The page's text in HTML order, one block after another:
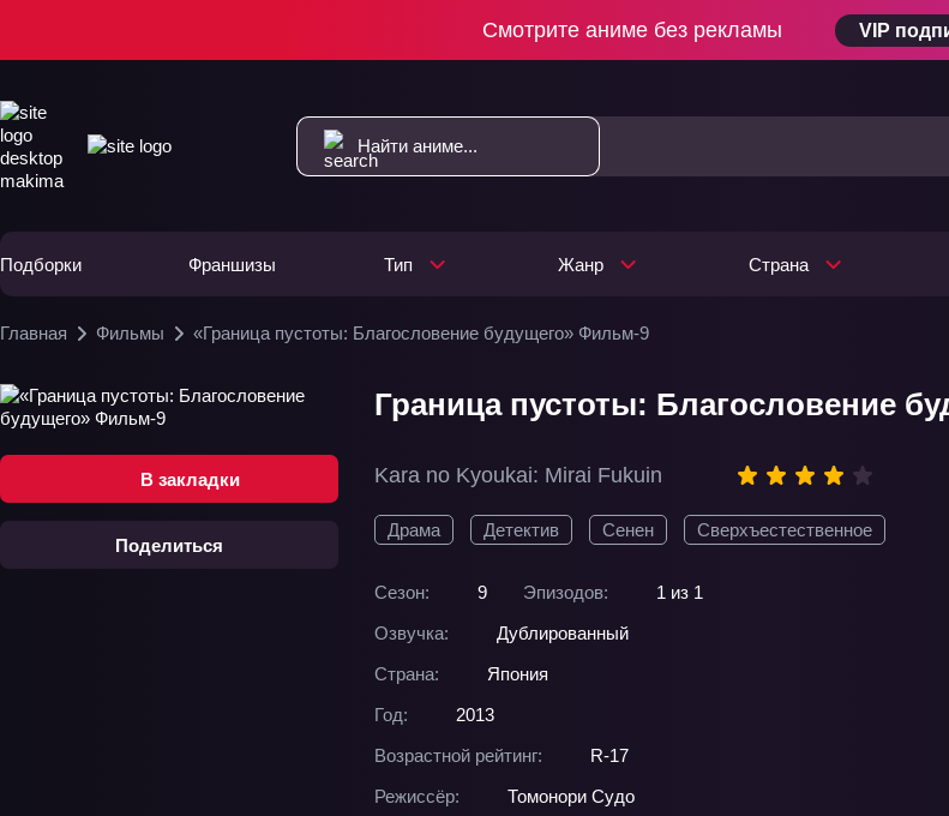
Смотрите аниме без рекламы VIP
Подборки Франшизы Тип Жанр Страна
Главная Фильмы «Граница пустоты: Благословение будущего» Фильм-9
В закладки
Поделиться
Граница пустоты: Благословение
Kara no Kyoukai: Mirai Fukuin
Драма Детектив Сенен Сверхъестественное
Сезон: 9 Эпизодов:
1 из 1
Озвучка:
Дублированный
Страна:
Япония
Год:
2013
Возрастной рейтинг:
R-17
Режиссёр:
Томонори Судо